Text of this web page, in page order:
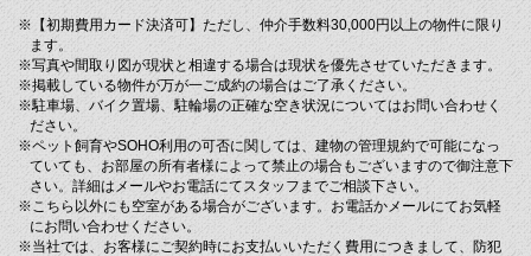
※【初期費用カード決済可】ただし、仲介手数料30,000円以上の物件に限り
ます。
※写真や間取り図が現状と相違する場合は現状を優先させていただきます。
※掲載している物件が万が一ご成約の場合はご了承ください。
※駐車場、バイク置場、駐輪場の正確な空き状況についてはお問い合わせく
ださい。
※ペット飼育やSOHO利用の可否に関しては、建物の管理規約で可能になっ
ていても、お部屋の所有者様によって禁止の場合もございますので御注意下
さい。詳細はメールやお電話にてスタッフまでご相談下さい。
※こちら以外にも空室がある場合がございます。お電話かメールにてお気軽
にお問い合わせください。
※当社では、お客様にご契約時にお支払いいただく費用につきまして、防犯